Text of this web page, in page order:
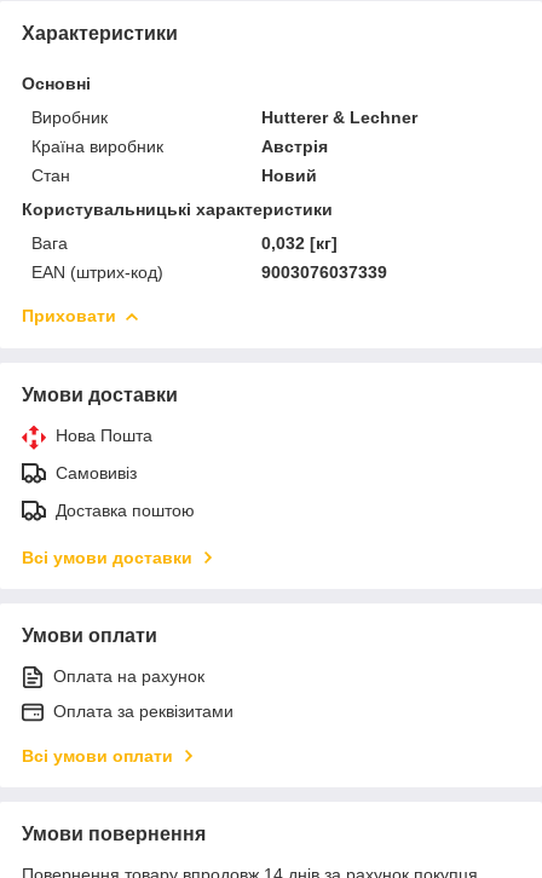
Характеристики
Основні
Виробник
Hutterer & Lechner
Країна виробник
Австрія
Стан
Новий
Користувальницькі характеристики
Вага
0,032 [кг]
EAN (штрих-код)
9003076037339
Приховати
Умови доставки
Нова Пошта
Самовивіз
Доставка поштою
Всі умови доставки
Умови оплати
Оплата на рахунок
Оплата за реквізитами
Всі умови оплати
Умови повернення
Повернення товару впродовж 14 днів за рахунок покупця